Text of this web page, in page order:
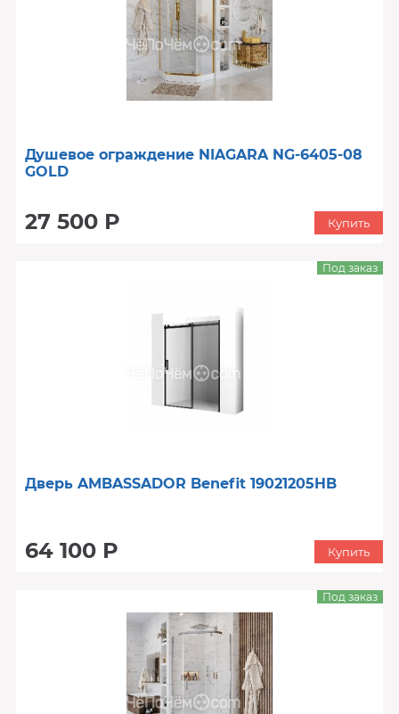
Душевое ограждение NIAGARA NG-6405-08
GOLD
27 500 Р Купить
Дверь AMBASSADOR Benefit 19021205HB
64 100 Р
Под заказ
Купить
Под заказ